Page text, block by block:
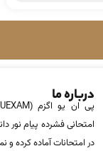
درباره ما
امتحانی فشرده پیام نور
در امتحانات آماده‌ کرده